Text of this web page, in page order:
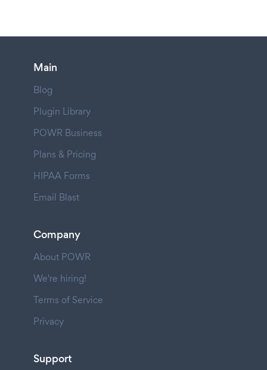
Main
Blog
Plugin Library
POWR Business
Plans & Pricing
HIPAA Forms
Email Blast
Company
About POWR
We're hiring!
Terms of Service
Privacy
Support